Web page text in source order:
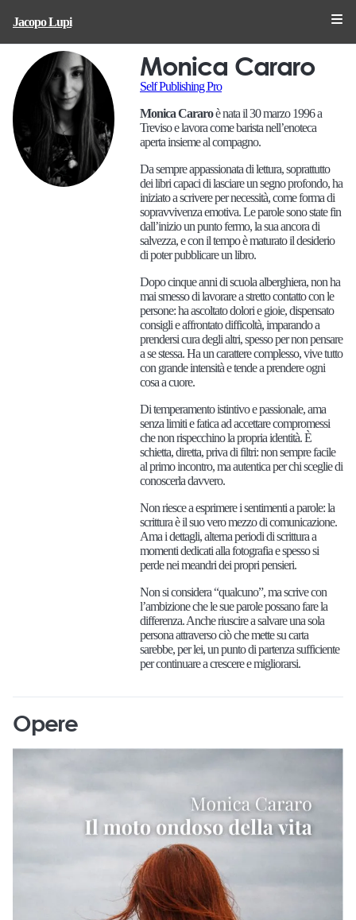
Jacopo Lupi
Monica Cararo
Self Publishing Pro
Monica Cararoè nata il 30 marzo 1996 a
Treviso e lavora come barista nell’enoteca
aperta insieme al compagno.
Da sempre appassionata di lettura, soprattutto
dei libri capaci di lasciare un segno profondo, ha
iniziato a scrivere per necessità, come forma di
sopravvivenza emotiva. Le parole sono state fin
dall’inizio un punto fermo, la sua ancora di
salvezza, e con il tempo è maturato il desiderio
di poter pubblicare un libro.
Dopo cinque anni di scuola alberghiera, non ha
mai smesso di lavorare a stretto contatto con le
persone: ha ascoltato dolori e gioie, dispensato
consigli e affrontato difficoltà, imparando a
prendersi cura degli altri, spesso per non pensare
a se stessa. Ha un carattere complesso, vive tutto
con grande intensità e tende a prendere ogni
cosa a cuore.
Di temperamento istintivo e passionale, ama
senza limiti e fatica ad accettare compromessi
che non rispecchino la propria identità. È
schietta, diretta, priva di filtri: non sempre facile
al primo incontro, ma autentica per chi sceglie di
conoscerla davvero.
Non riesce a esprimere i sentimenti a parole: la
scrittura è il suo vero mezzo di comunicazione.
Ama i dettagli, alterna periodi di scrittura a
momenti dedicati alla fotografia e spesso si
perde nei meandri dei propri pensieri.
Non si considera “qualcuno”, ma scrive con
l’ambizione che le sue parole possano fare la
differenza. Anche riuscire a salvare una sola
persona attraverso ciò che mette su carta
sarebbe, per lei, un punto di partenza sufficiente
per continuare a crescere e migliorarsi.
Opere